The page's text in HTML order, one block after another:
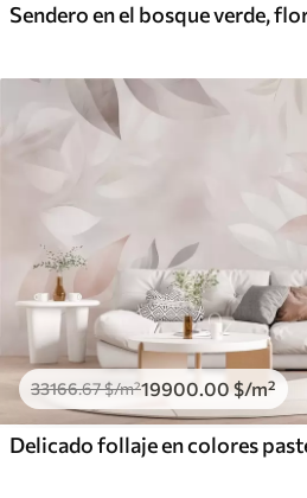
33166.67$/m²19900.00 $/m²
Delicado follaje en colores